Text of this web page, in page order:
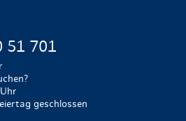
51 701
geschlossen